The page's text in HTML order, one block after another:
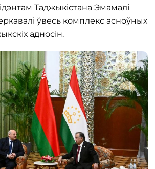
Таджыкістана Эмамалі
ўвесь комплекс асноўных
адносін.